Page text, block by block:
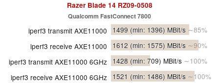
Razer Blade 14 RZ09-0508
Qualcomm FastConnect 7800
iperf3 transmit AXE11000 1499 (min: 1396) MBit/s ∼85%
iperf3 receive AXE11000
1612 (min: 1575) MBit/s ∼90%
iperf3 transmit AXE11000 6GHz 1428 (min: 709) MBit/s ∼100%
iperf3 receive AXE11000 6GHz 1521 (min: 1486) MBit/s ∼100%